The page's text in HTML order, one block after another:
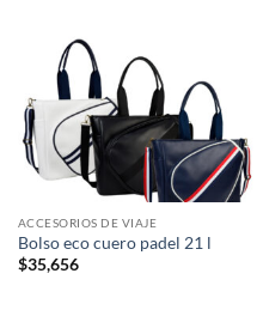
ACCESORIOS DE VIAJE
Bolso eco cuero padel 21 l
$35,656